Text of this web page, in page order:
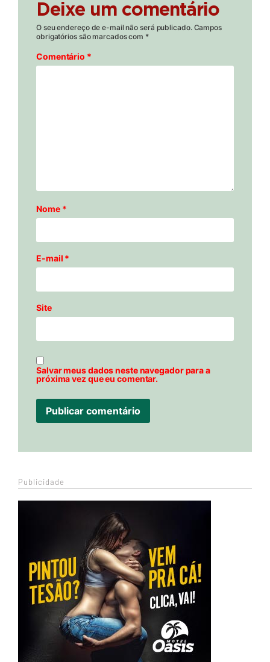
Deixe um comentário
O seu endereço de e-mail não será publicado. Campos
obrigatórios são marcados com *
Comentário *
Nome *
E-mail *
Site
Salvar meus dados neste navegador para a
próxima vez que eu comentar.
Publicidade